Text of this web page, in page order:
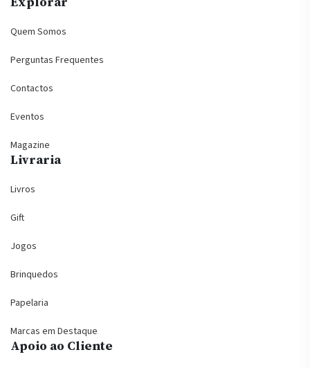
Quem Somos
Perguntas Frequentes
Contactos
Eventos
Magazine
Livraria
Livros
Gift
Jogos
Brinquedos
Papelaria
Marcas em Destaque
Apoio ao Cliente